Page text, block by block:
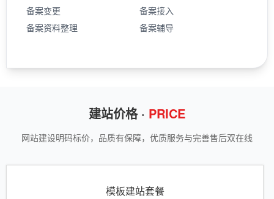
备案变更
备案接入
备案资料整理
备案辅导
建站价格 · PRICE
网站建设明码标价，品质有保障，优质服务与完善售后双在线
模板建站套餐